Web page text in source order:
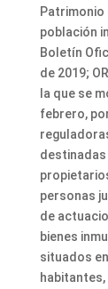
Patrimonio
población
Boletín
de 2019;
la que se
febrero,
personas
de
bienes
situados